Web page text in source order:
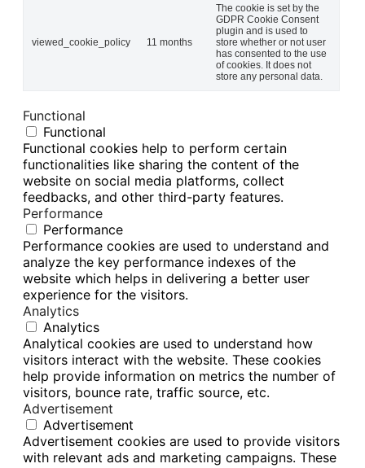
viewed_cookie_policy 11 months
The cookie is set by the
GDPR Cookie Consent
plugin and is used to
store whether or not user
has consented to the use
of cookies. It does not
store any personal data.
Functional
Functional
Functional cookies help to perform certain
functionalities like sharing the content of the
website on social media platforms, collect
feedbacks, and other third-party features.
Performance
Performance
Performance cookies are used to understand and
analyze the key performance indexes of the
website which helps in delivering a better user
experience for the visitors.
Analytics
Analytics
Analytical cookies are used to understand how
visitors interact with the website. These cookies
help provide information on metrics the number of
visitors, bounce rate, traffic source, etc.
Advertisement
Advertisement
Advertisement cookies are used to provide visitors
with relevant ads and marketing campaigns. These